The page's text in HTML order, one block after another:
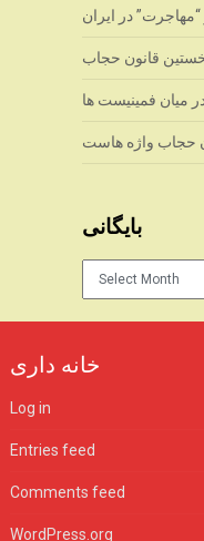
در ایران
قانون حجاب
میان فمینیست ها
حجاب واژه هاست
بایگانی
بایگانی
خانه داری
Log in
Entries feed
Comments feed
WordPress.org